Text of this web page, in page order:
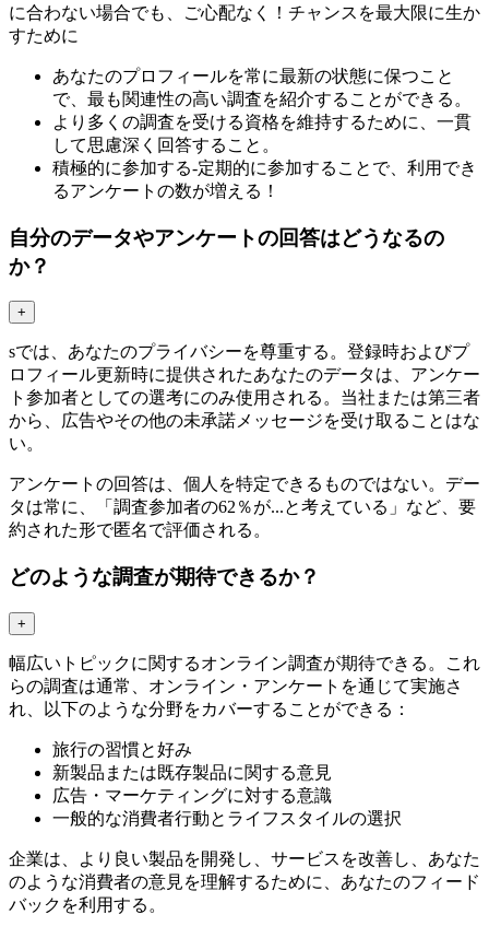
に合わない場合でも、ご心配なく！チャンスを最大限に生か
すために
あなたのプロフィールを常に最新の状態に保つこと
で、最も関連性の高い調査を紹介することができる。
より多くの調査を受ける資格を維持するために、一貫
して思慮深く回答すること。
積極的に参加する-定期的に参加することで、利用でき
るアンケートの数が増える！
自分のデータやアンケートの回答はどうなるの
か？
+
sでは、あなたのプライバシーを尊重する。登録時およびプ
ロフィール更新時に提供されたあなたのデータは、アンケー
ト参加者としての選考にのみ使用される。当社または第三者
から、広告やその他の未承諾メッセージを受け取ることはな
い。
アンケートの回答は、個人を特定できるものではない。デー
タは常に、「調査参加者の62％が...と考えている」など、要
約された形で匿名で評価される。
どのような調査が期待できるか？
+
幅広いトピックに関するオンライン調査が期待できる。これ
らの調査は通常、オンライン・アンケートを通じて実施さ
れ、以下のような分野をカバーすることができる：
旅行の習慣と好み
新製品または既存製品に関する意見
広告・マーケティングに対する意識
一般的な消費者行動とライフスタイルの選択
企業は、より良い製品を開発し、サービスを改善し、あなた
のような消費者の意見を理解するために、あなたのフィード
バックを利用する。